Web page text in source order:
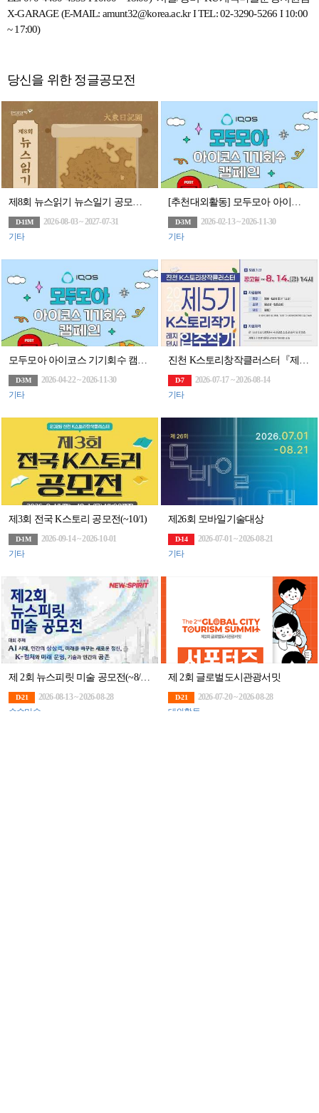
X-GARAGE (E-MAIL: amunt32@korea.ac.kr I TEL: 02-3290-5266 I 10:00
~ 17:00)
당신을 위한 정글공모전
제8회 뉴스읽기 뉴스일기 공모전 뉴스일기장 배포(~27/7/31)
D-11M
2026-08-03 ~ 2027-07-31
기타
[추천대외활동] 모두모아 아이코스 기기회수 캠페인
D-3M
2026-02-13 ~ 2026-11-30
기타
모두모아 아이코스 기기회수 캠페인
D-3M
2026-04-22 ~ 2026-11-30
기타
진천 K스토리창작클러스터『제5기 K스토리작가 레지던시 입주작가』(~8/14)
D-7
2026-07-17 ~ 2026-08-14
기타
제3회 전국 K스토리 공모전(~10/1)
D-1M
2026-09-14 ~ 2026-10-01
기타
제26회 모바일기술대상
D-14
2026-07-01 ~ 2026-08-21
기타
제 2회 뉴스피릿 미술 공모전(~8/28)
D-21
2026-08-13 ~ 2026-08-28
순수미술
제 2회 글로벌도시관광서밋
D-21
2026-07-20 ~ 2026-08-28
대외활동